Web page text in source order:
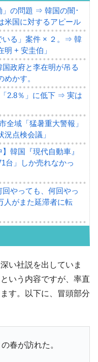
」の問題 ⇒ 韓国の闇･
米国に対するアピール
いる」案件 × ２。⇒ 韓
+ 安圭伯」
政府と李在明が吊る
かす。
2.8％」に低下 ⇒ 実は
全域「猛暑重大警報」
点検会議」
】韓国『現代自動車』
台」しか売れなかっ
やっても、何回やっ
人がまた延滞者に転
輸出入」絶好調。半導
％もある
雇用対策だソレ。
年07月は4,279億ド
のか。選管がサーバ
い社説を出していま
いう内容ですが、率直
す。以下に、冒頭部分
春が訪れた。